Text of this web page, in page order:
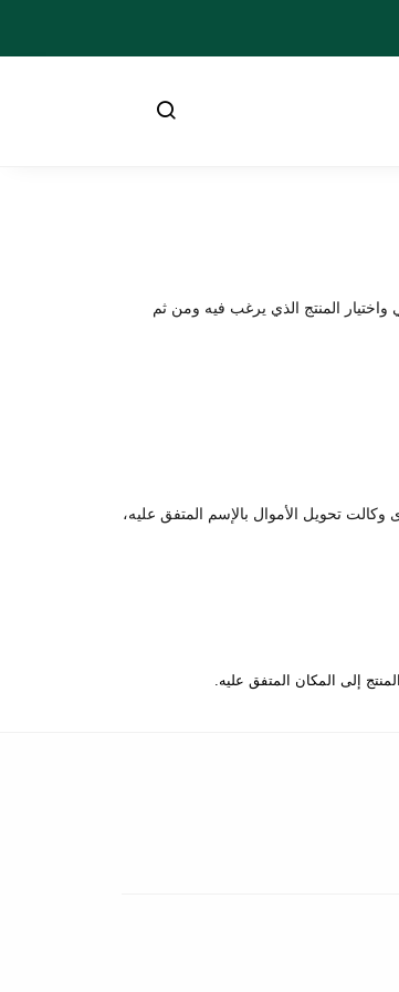
المنتج الذي يرغب فيه ومن ثم
وكالت تحويل الأموال بالإسم المتفق عليه،